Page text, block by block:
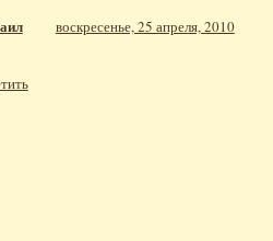
воскресенье, 25 апреля, 2010